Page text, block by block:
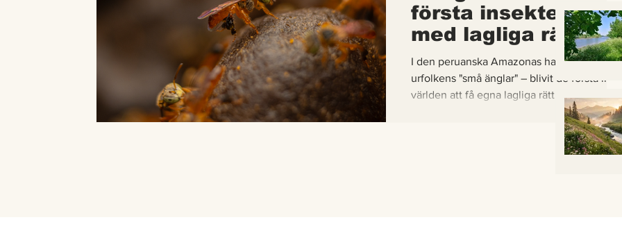
första insekten i
med lagliga
I den peruanska Amazonas har de gaddlösa
urfolkens "små änglar" – blivit de första
världen att få egna lagliga rättigheter. En
om hur vetenskap, urfolkskunskap och
samman för att skydda regnskogens minsta